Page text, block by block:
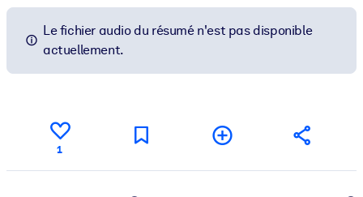
Le fichier audio du résumé n'est pas disponible
actuellement.
1